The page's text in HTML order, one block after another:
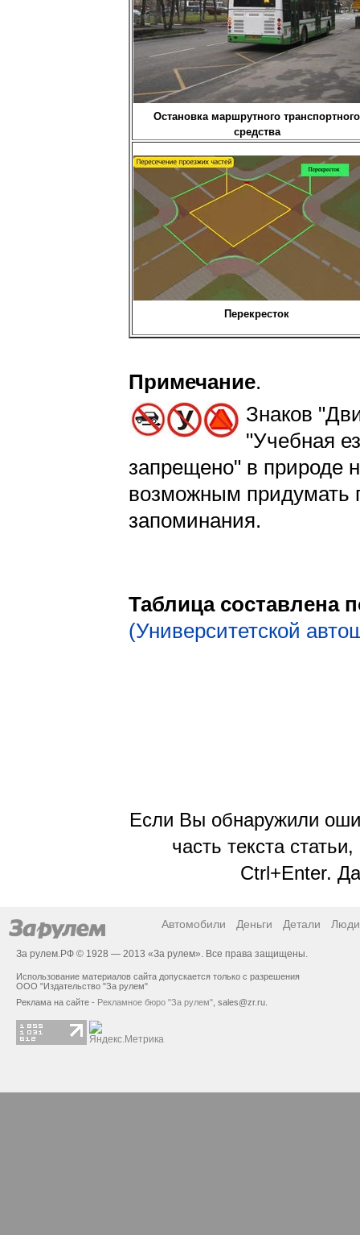
Остановка маршрутного транспортного
средства
Перекресток
Примечание.
Знаков
"Учебная
запрещено" в природе
возможным придумать
запоминания.
Таблица составлена
(Университетской
Если Вы обнаружили
часть текста
Ctrl+Enter.
Автомобили Деньги Детали Люди
За рулем.РФ © 1928 — 2013 «За рулем». Все права защищены.
Использование материалов сайта допускается только с разрешения
ООО "Издательство "За рулем"
Реклама на сайте - Рекламное бюро "За рулем" sales@zr.ru